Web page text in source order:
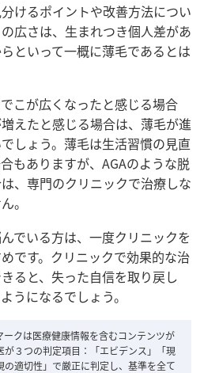
けるポイントや改善方法につい
広さは、生まれつき個人差があ
といって一概に薄毛であるとは
こが広くなったと感じる場合
えたと感じる場合は、薄毛が進
しょう。 薄毛は生活習慣の見直
もありますが、AGAのような脱
、専門のクリニックで治療しな
。
でいる方は、一度クリニックを
です。クリニックで効果的な治
ると、失った自信を取り戻し
うになるでしょう。
ークは医療健康情報を含むコンテンツが
が３つの判定項目：「エビデンス」「現
の適切性」で厳正に判定し、基準を全て